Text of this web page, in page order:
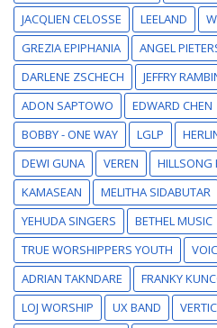
JACQLIEN CELOSSE
LEELAND
GREZIA EPIPHANIA
ANGEL
DARLENE ZSCHECH
JEFFRY
ADON SAPTOWO
EDWARD CHEN
BOBBY - ONE WAY
LGLP
DEWI GUNA
VEREN HILLSONG
KAMASEAN
MELITHA SIDABUTAR
YEHUDA SINGERS
BETHEL MUSIC
TRUE WORSHIPPERS YOUTH
ADRIAN TAKNDARE
FRANKY
LOJ WORSHIP
UX BAND